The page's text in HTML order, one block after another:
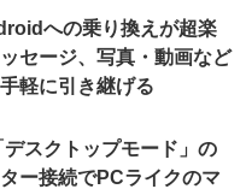
への乗り換えが超楽
セージ、写真・動画など
軽に引き継げる
スクトップモード」の
ー接続でPCライクのマ